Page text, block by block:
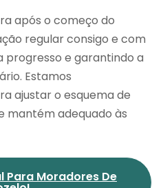
após o começo do
regular consigo e com
progresso e garantindo a
Estamos
ajustar o esquema de
mantém adequado às
Para Moradores De